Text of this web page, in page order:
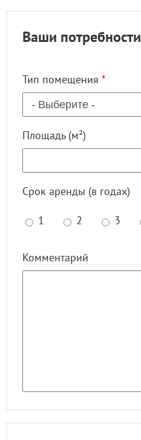
Ваши потребности
Тип помещения *
Площадь (м²)
Срок аренды (в годах)
1 2 3
Комментарий